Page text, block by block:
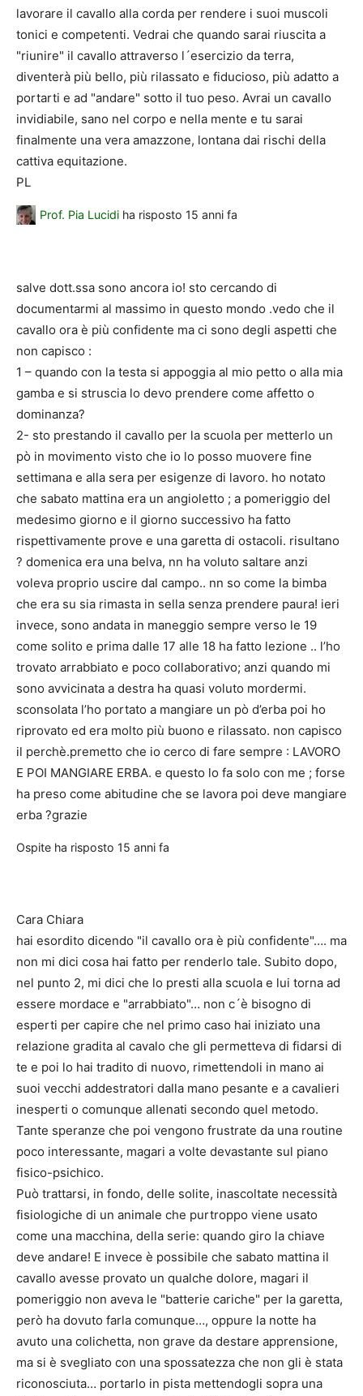
lavorare il cavallo alla corda per rendere i suoi muscoli
tonici e competenti. Vedrai che quando sarai riuscita a
"riunire" il cavallo attraverso l´esercizio da terra,
diventerà più bello, più rilassato e fiducioso, più adatto a
portarti e ad "andare" sotto il tuo peso. Avrai un cavallo
invidiabile, sano nel corpo e nella mente e tu sarai
finalmente una vera amazzone, lontana dai rischi della
cattiva equitazione.
PL
Prof. Pia Lucidi ha risposto 15 anni fa
salve dott.ssa sono ancora io! sto cercando di
documentarmi al massimo in questo mondo .vedo che il
cavallo ora è più confidente ma ci sono degli aspetti che
non capisco :
1 – quando con la testa si appoggia al mio petto o alla mia
gamba e si struscia lo devo prendere come affetto o
dominanza?
2- sto prestando il cavallo per la scuola per metterlo un
pò in movimento visto che io lo posso muovere fine
settimana e alla sera per esigenze di lavoro. ho notato
che sabato mattina era un angioletto ; a pomeriggio del
medesimo giorno e il giorno successivo ha fatto
rispettivamente prove e una garetta di ostacoli. risultano
? domenica era una belva, nn ha voluto saltare anzi
voleva proprio uscire dal campo.. nn so come la bimba
che era su sia rimasta in sella senza prendere paura! ieri
invece, sono andata in maneggio sempre verso le 19
come solito e prima dalle 17 alle 18 ha fatto lezione .. l’ho
trovato arrabbiato e poco collaborativo; anzi quando mi
sono avvicinata a destra ha quasi voluto mordermi.
sconsolata l’ho portato a mangiare un pò d’erba poi ho
riprovato ed era molto più buono e rilassato. non capisco
il perchè.premetto che io cerco di fare sempre : LAVORO
E POI MANGIARE ERBA. e questo lo fa solo con me ; forse
ha preso come abitudine che se lavora poi deve mangiare
erba ?grazie
Ospite ha risposto 15 anni fa
Cara Chiara
hai esordito dicendo "il cavallo ora è più confidente"…. ma
non mi dici cosa hai fatto per renderlo tale. Subito dopo,
nel punto 2, mi dici che lo presti alla scuola e lui torna ad
essere mordace e "arrabbiato"… non c´è bisogno di
esperti per capire che nel primo caso hai iniziato una
relazione gradita al cavalo che gli permetteva di fidarsi di
te e poi lo hai tradito di nuovo, rimettendoli in mano ai
suoi vecchi addestratori dalla mano pesante e a cavalieri
inesperti o comunque allenati secondo quel metodo.
Tante speranze che poi vengono frustrate da una routine
poco interessante, magari a volte devastante sul piano
fisico-psichico.
Può trattarsi, in fondo, delle solite, inascoltate necessità
fisiologiche di un animale che purtroppo viene usato
come una macchina, della serie: quando giro la chiave
deve andare! E invece è possibile che sabato mattina il
cavallo avesse provato un qualche dolore, magari il
pomeriggio non aveva le "batterie cariche" per la garetta,
però ha dovuto farla comunque…, oppure la notte ha
avuto una colichetta, non grave da destare apprensione,
ma si è svegliato con una spossatezza che non gli è stata
riconosciuta… portarlo in pista mettendogli sopra una